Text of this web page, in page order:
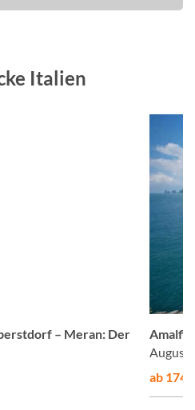
Italien
– Meran: Der
Amalfis
August
ab